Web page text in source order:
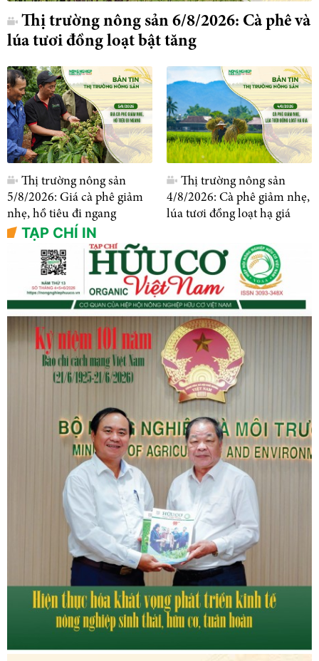
Thị trường nông sản 6/8/2026: Cà phê và
lúa tươi đồng loạt bật tăng
Thị trường nông sản
5/8/2026: Giá cà phê giảm
nhẹ, hồ tiêu đi ngang
Thị trường nông sản
4/8/2026: Cà phê giảm nhẹ,
lúa tươi đồng loạt hạ giá
TẠP CHÍ IN